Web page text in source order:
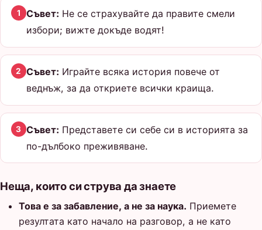
1 Съвет: Не се страхувайте да правите смели
избори; вижте докъде водят!
2 Съвет: Играйте всяка история повече от
веднъж, за да откриете всички краища.
3 Съвет: Представете си себе си в историята за
по-дълбоко преживяване.
Неща, които си струва да знаете
Това е за забавление, а не за наука. Приемете
резултата като начало на разговор, а не като